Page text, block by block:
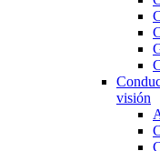
visión